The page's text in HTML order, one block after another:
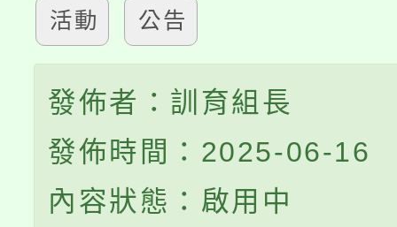
活動 公告
發佈者：訓育組長
發佈時間：2025-06-16
內容狀態：啟用中